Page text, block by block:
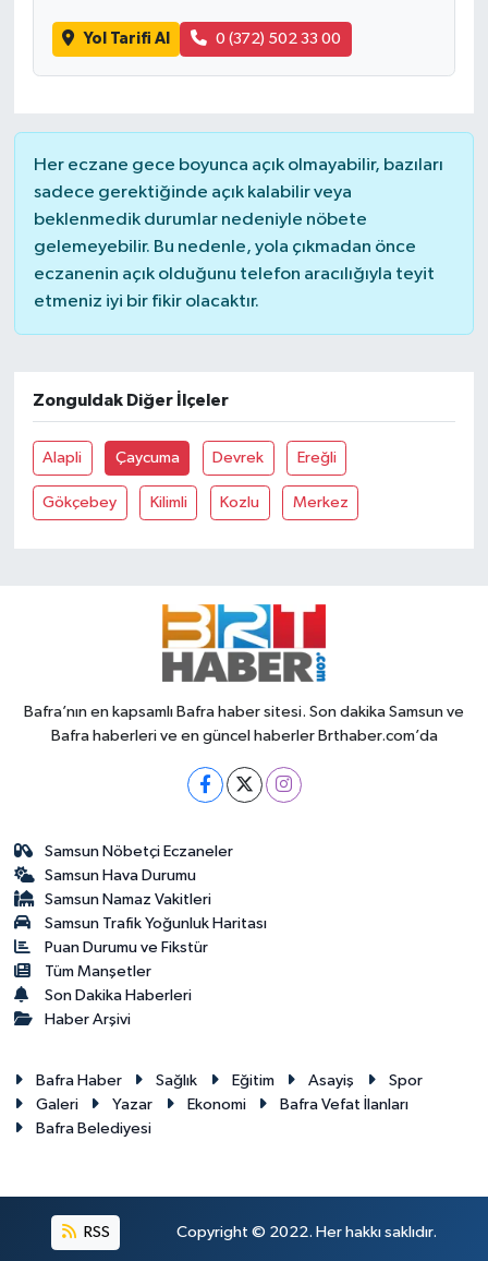
Yol Tarifi Al 0 (372) 502 33 00
Her eczane gece boyunca açık olmayabilir, bazıları
sadece gerektiğinde açık kalabilir veya
beklenmedik durumlar nedeniyle nöbete
gelemeyebilir. Bu nedenle, yola çıkmadan önce
eczanenin açık olduğunu telefon aracılığıyla teyit
etmeniz iyi bir fikir olacaktır.
Zonguldak Diğer İlçeler
Alapli Çaycuma Devrek Ereğli
Gökçebey Kilimli Kozlu Merkez
Bafra’nın en kapsamlı Bafra haber sitesi. Son dakika Samsun ve
Bafra haberleri ve en güncel haberler Brthaber.com’da
Samsun Nöbetçi Eczaneler
Samsun Hava Durumu
Samsun Namaz Vakitleri
Samsun Trafik Yoğunluk Haritası
Puan Durumu ve Fikstür
Tüm Manşetler
Son Dakika Haberleri
Haber Arşivi
Bafra Haber Sağlık Eğitim Asayiş
Spor
Galeri
Yazar Ekonomi
Bafra Vefat İlanları
Bafra Belediyesi
RSS Copyright © 2022. Her hakkı saklıdır.